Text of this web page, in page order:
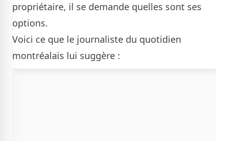
propriétaire, il se demande quelles sont ses
options.
Voici ce que le journaliste du quotidien
montréalais lui suggère :